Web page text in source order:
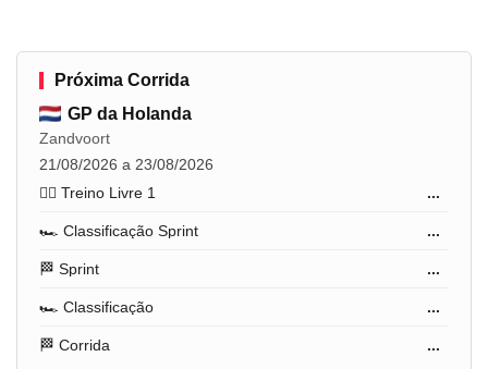
Próxima Corrida
GP da Holanda
Zandvoort
21/08/2026 a 23/08/2026
🏋️‍♂️ Treino Livre 1
...
🏎️ Classificação Sprint ...
🏁 Sprint ...
🏎️ Classificação ...
🏁 Corrida ...